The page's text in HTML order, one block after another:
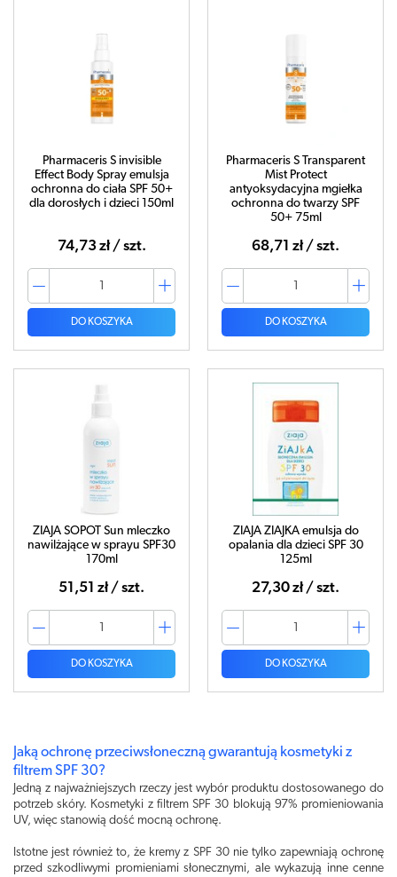
Pharmaceris S invisible
Effect Body Spray emulsja
ochronna do ciała SPF 50+
dla dorosłych i dzieci 150ml
74,73 zł / szt.
DO KOSZYKA
Pharmaceris S Transparent
Mist Protect
antyoksydacyjna mgiełka
ochronna do twarzy SPF
50+ 75ml
68,71 zł / szt.
DO KOSZYKA
ZIAJA SOPOT Sun mleczko
nawilżające w sprayu SPF30
170ml
51,51 zł / szt.
DO KOSZYKA
ZIAJA ZIAJKA emulsja do
opalania dla dzieci SPF 30
125ml
27,30 zł / szt.
DO KOSZYKA
Jaką ochronę przeciwsłoneczną gwarantują kosmetyki z
filtrem SPF 30?
Jedną z najważniejszych rzeczy jest wybór produktu dostosowanego do
potrzeb skóry. Kosmetyki z filtrem SPF 30 blokują 97% promieniowania
UV, więc stanowią dość mocną ochronę.
Istotne jest również to, że kremy z SPF 30 nie tylko zapewniają ochronę
przed szkodliwymi promieniami słonecznymi, ale wykazują inne cenne